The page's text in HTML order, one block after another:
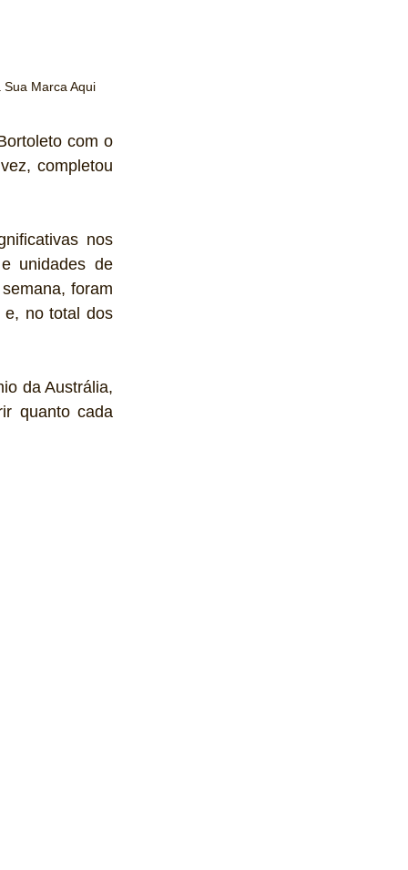
Sua Marca Aqui
com o
completou
nos
unidades de
foram
no total dos
da Austrália,
quanto cada